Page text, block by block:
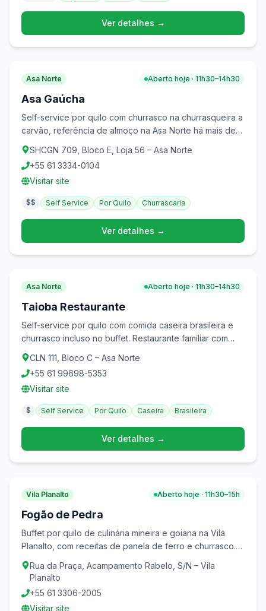
Ver detalhes →
Asa Norte Aberto hoje · 11h30–14h30
Asa Gaúcha
Self-service por quilo com churrasco na churrasqueira a
carvão, referência de almoço na Asa Norte há mais de
20 anos.
SHCGN 709, Bloco E, Loja 56 – Asa Norte
+55 61 3334-0104
Visitar site
$$ Self Service Por Quilo Churrascaria
Ver detalhes →
Asa Norte Aberto hoje · 11h30–14h30
Taioba Restaurante
Self-service por quilo com comida caseira brasileira e
churrasco incluso no buffet. Restaurante familiar com
mais de 35 anos de tradição na Asa Norte.
CLN 111, Bloco C – Asa Norte
+55 61 99698-5353
Visitar site
$ Self Service Por Quilo Caseira Brasileira
Ver detalhes →
Vila Planalto Aberto hoje · 11h30–15h
Fogão de Pedra
Buffet por quilo de culinária mineira e goiana na Vila
Planalto, com receitas de panela de ferro e churrasco.
Tradição de mais de 20 anos.
Rua da Praça, Acampamento Rabelo, S/N – Vila
Planalto
+55 61 3306-2005
Visitar site